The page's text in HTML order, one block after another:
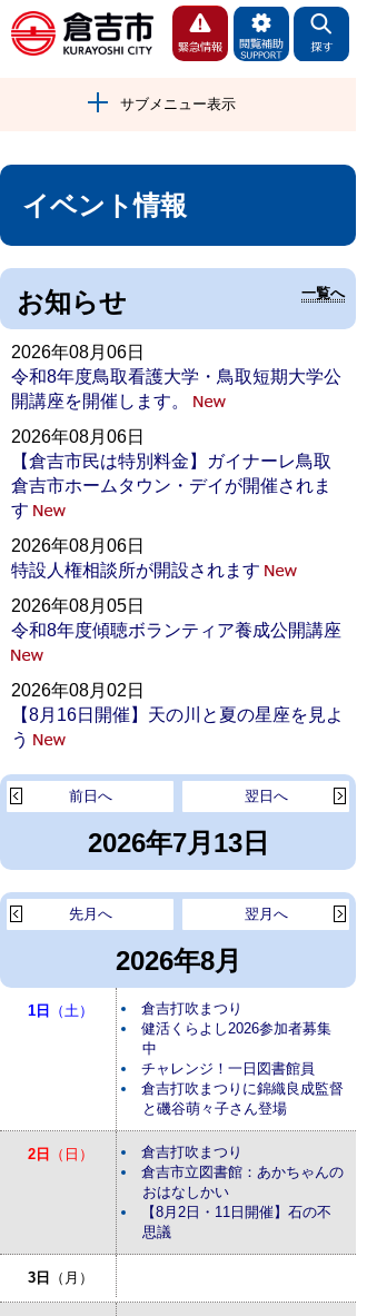
サブメニュー表示
イベント情報
お知らせ 一覧へ
2026年08月06日
令和8年度鳥取看護大学・鳥取短期大学公
開講座を開催します。
2026年08月06日
【倉吉市民は特別料金】ガイナーレ鳥取
倉吉市ホームタウン・デイが開催されま
す
2026年08月06日
特設人権相談所が開設されます
2026年08月05日
令和8年度傾聴ボランティア養成公開講座
2026年08月02日
【8月16日開催】天の川と夏の星座を見よ
う
2026年7月13日
翌日へ
前日へ
2026年8月
翌月へ
先月へ
1日 （土）
倉吉打吹まつり
健活くらよし2026参加者募集
中
チャレンジ！一日図書館員
倉吉打吹まつりに錦織良成監督
と磯谷萌々子さん登場
2日 （日）
倉吉打吹まつり
倉吉市立図書館：あかちゃんの
おはなしかい
【8月2日・11日開催】石の不
思議
3日 （月）